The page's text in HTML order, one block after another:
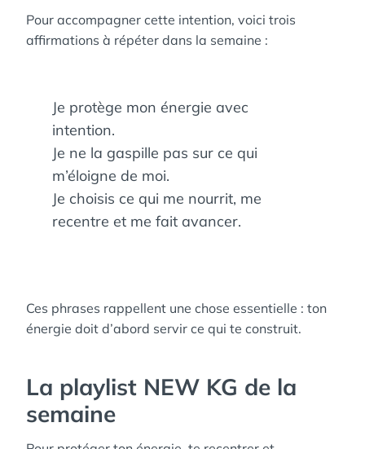
Pour accompagner cette intention, voici trois
affirmations à répéter dans la semaine :
Je protège mon énergie avec
intention.
Je ne la gaspille pas sur ce qui
m’éloigne de moi.
Je choisis ce qui me nourrit, me
recentre et me fait avancer.
Ces phrases rappellent une chose essentielle : ton
énergie doit d’abord servir ce qui te construit.
La playlist NEW KG de la
semaine